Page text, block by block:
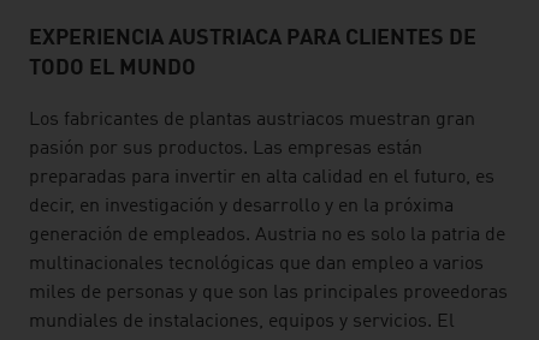
EXPERIENCIA AUSTRIACA PARA CLIENTES DE
TODO EL MUNDO
Los fabricantes de plantas austriacos muestran gran
pasión por sus productos. Las empresas están
preparadas para invertir en alta calidad en el futuro, es
decir, en investigación y desarrollo y en la próxima
generación de empleados. Austria no es solo la patria de
multinacionales tecnológicas que dan empleo a varios
miles de personas y que son las principales proveedoras
mundiales de instalaciones, equipos y servicios. El